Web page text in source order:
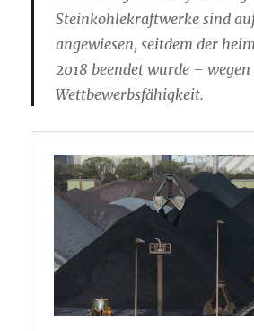
Steinkohlekraftwerke sind
angewiesen, seitdem der
2018 beendet wurde –
Wettbewerbsfähigkeit.